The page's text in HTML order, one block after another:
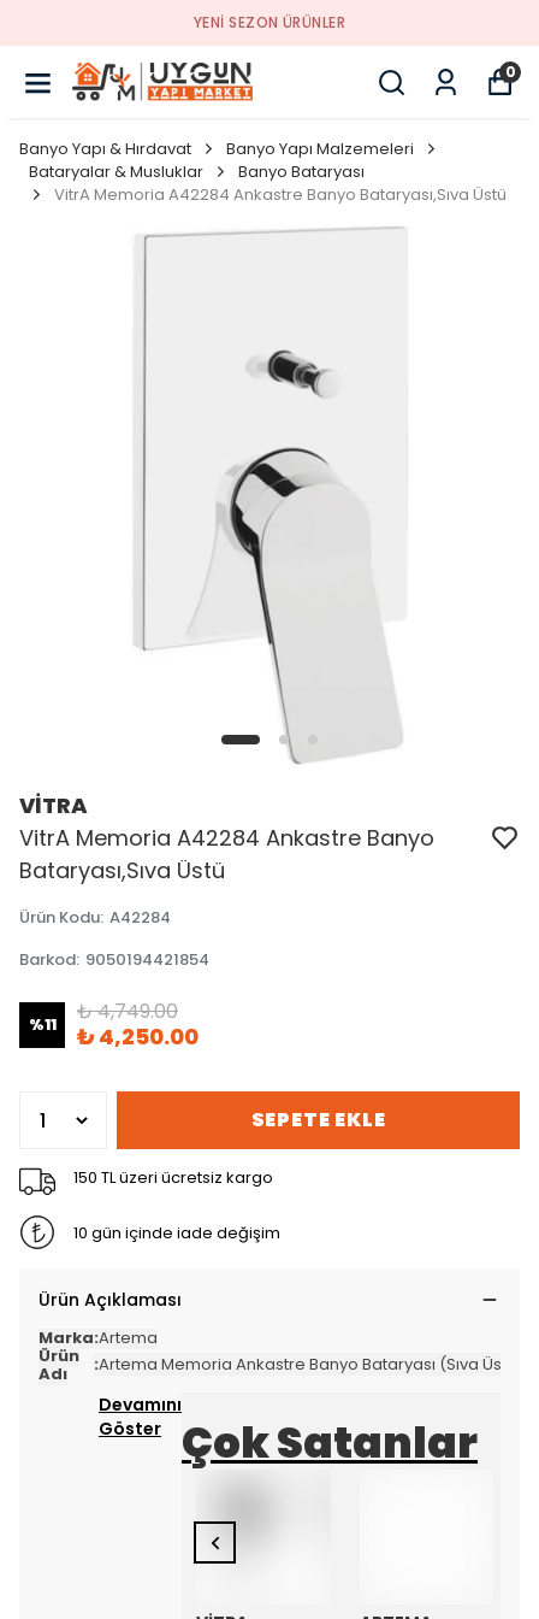
YENI SEZON ÜRÜNLER
0
Banyo Yapı & Hırdavat
Banyo Yapı Malzemeleri
Bataryalar & Musluklar
Banyo Bataryası
VitrA Memoria A42284 Ankastre Banyo Bataryası,Sıva Üstü
VİTRA
VitrA Memoria A42284 Ankastre Banyo
Bataryası,Sıva Üstü
Ürün Kodu: A42284
Barkod: 9050194421854
%11 ₺ 4,749.00
₺ 4,250.00
SEPETE EKLE
150 TL üzeri ücretsiz kargo
10 gün içinde iade değişim
Ürün Açıklaması
Marka:Artema
Ürün
Adı :Artema Memoria Ankastre Banyo Bataryası (Sıva Üstü
Devamını
Göster
Çok Satanlar